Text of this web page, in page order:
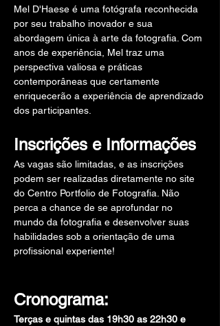
Mel D'Haese é uma fotógrafa reconhecida
por seu trabalho inovador e sua
abordagem única à arte da fotografia. Com
anos de experiência, Mel traz uma
perspectiva valiosa e práticas
contemporâneas que certamente
enriquecerão a experiência de aprendizado
dos participantes.
Inscrições e Informações
As vagas são limitadas, e as inscrições
podem ser realizadas diretamente no site
do Centro Portfolio de Fotografia. Não
perca a chance de se aprofundar no
mundo da fotografia e desenvolver suas
habilidades sob a orientação de uma
profissional experiente!
Cronograma:
Terças e quintas das 19h30 as 22h30 e